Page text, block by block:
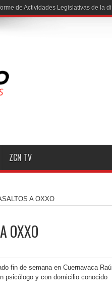
ZCN TV
A OXXO
OXXO
fin de semana en Cuernavaca Raúl
psicólogo y con domicilio conocido